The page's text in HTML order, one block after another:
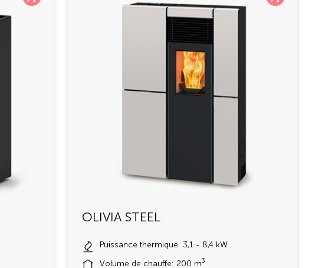
OLIVIA STEEL
Puissance thermique: 3,1 - 8,4 kW
Volume de chauffe: 200 m3